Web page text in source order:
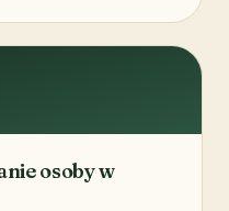
osoby w